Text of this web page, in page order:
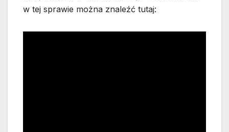
w tej sprawie można znaleźć tutaj: